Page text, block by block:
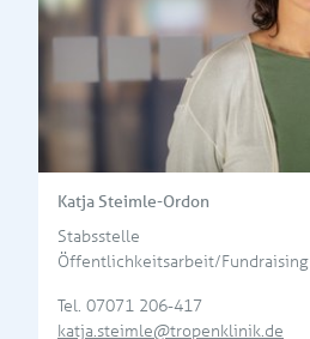
Katja Steimle-Ordon
Stabsstelle
Öffentlichkeitsarbeit/Fundraising
Tel. 07071 206-417
katja.steimle@tropenklinik.de